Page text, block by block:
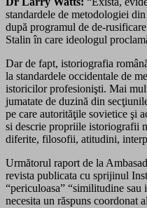
standardele de metodologiei
după programul de de-
Stalin în care ideologul
Dar de fapt, istoriografia
la standardele occidentale de
istoricilor profesionişti. Mai
jumatate de duzină din
pe care autorităţile sovietice şi
si descrie propriile istoriografii
diferite, filosofii, atitudini,
Următorul raport de la
revista publicata cu sprijinul
“periculoasa” “similitudine
necesita un răspuns